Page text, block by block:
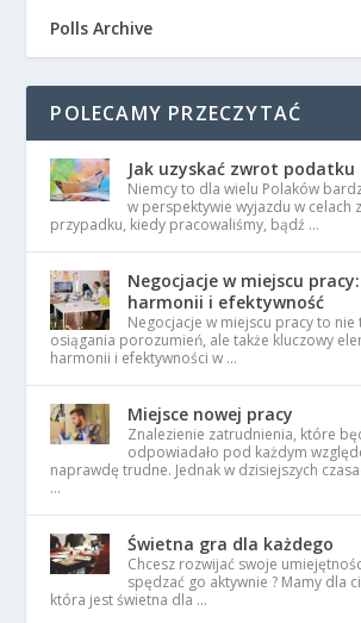
Polls Archive
POLECAMY PRZECZYTAĆ
Jak uzyskać zwrot podatku
Niemcy to dla wielu Polaków
w perspektywie wyjazdu w celach
przypadku, kiedy pracowaliśmy, bądź …
Negocjacje w miejscu
harmonii i efektywność
Negocjacje w miejscu pracy to nie
osiągania porozumień, ale także kluczowy
harmonii i efektywności w …
Miejsce nowej pracy
Znalezienie zatrudnienia, które
odpowiadało pod każdym
naprawdę trudne. Jednak w dzisiejszych
…
Świetna gra dla każdego
Chcesz rozwijać swoje
spędzać go aktywnie ? Mamy dla
która jest świetna dla …